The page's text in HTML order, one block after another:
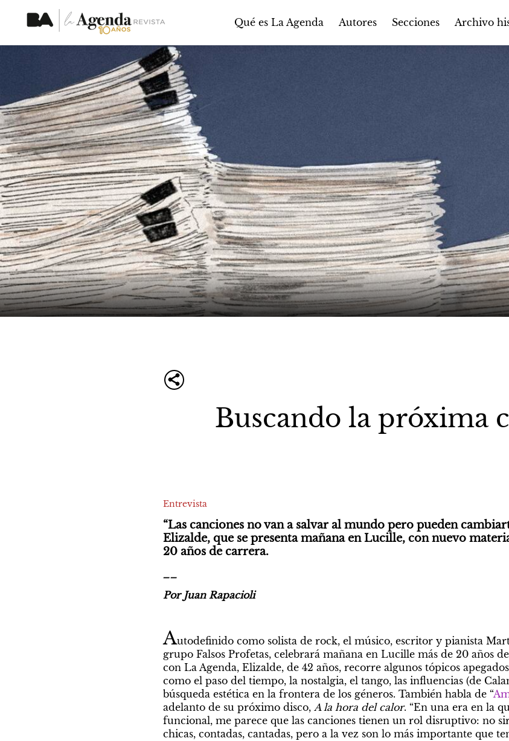
Qué es La Agenda Autores Secciones Archivo
Buscando la próxima
Entrevista
“Las canciones no van a salvar al mundo pero pueden
Elizalde, que se presenta mañana en Lucille, con nuevo
20 años de carrera.
Por Juan Rapacioli
Autodefinido como solista de rock, el músico, escritor y pianista
grupo Falsos Profetas, celebrará mañana en Lucille más de 20 años
con La Agenda, Elizalde, de 42 años, recorre algunos tópicos
como el paso del tiempo, la nostalgia, el tango, las influencias (de
búsqueda estética en la frontera de los géneros. También habla de “
adelanto de su próximo disco, A la hora del calor. “En una era en la
funcional, me parece que las canciones tienen un rol disruptivo: no
chicas, contadas, cantadas, pero a la vez son lo más importante que